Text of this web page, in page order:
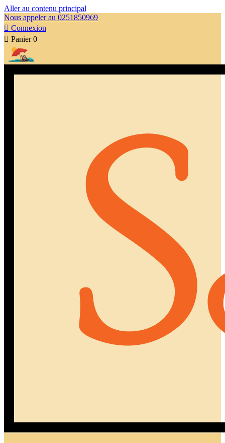
Aller au contenu principal
Nous appeler au 0251850969
 Connexion
 Panier 0